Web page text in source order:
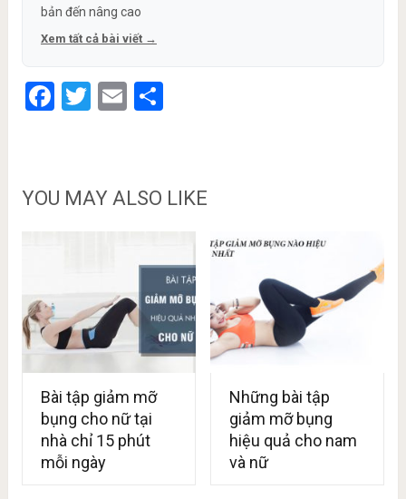
bản đến nâng cao
Xem tất cả bài viết →
Facebook
Twitter
Email
YOU MAY ALSO LIKE
Bài tập giảm mỡ
bụng cho nữ tại
nhà chỉ 15 phút
mỗi ngày
Những bài tập
giảm mỡ bụng
hiệu quả cho nam
và nữ